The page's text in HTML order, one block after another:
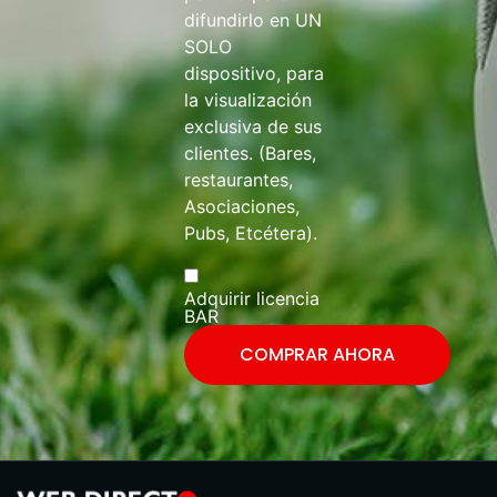
difundirlo en UN
SOLO
dispositivo, para
la visualización
exclusiva de sus
clientes. (Bares,
restaurantes,
Asociaciones,
Pubs, Etcétera).
Adquirir licencia
BAR
COMPRAR AHORA